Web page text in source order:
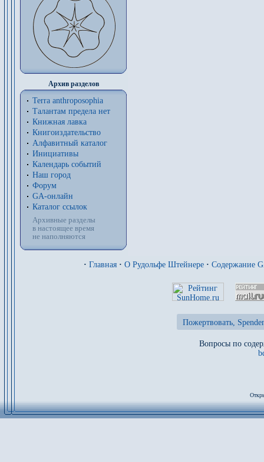
Архив разделов
Terra anthroposophia
Талантам предела нет
Книжная лавка
Книгоиздательство
Алфавитный каталог
Инициативы
Календарь событий
Наш город
Форум
GA-онлайн
Каталог ссылок
Архивные разделы
в настоящее время
не наполняются
· Главная · О Рудольфе Штейнере · Содержание
Пожертвовать,
Вопросы по